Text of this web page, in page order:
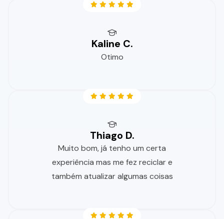
Kaline C.
Otimo
Thiago D.
Muito bom, já tenho um certa
experiência mas me fez reciclar e
também atualizar algumas coisas